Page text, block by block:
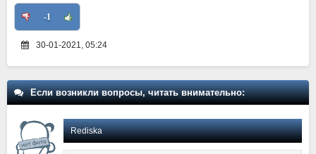
-1
30-01-2021, 05:24
Если возникли вопросы, читать внимательно:
Rediska